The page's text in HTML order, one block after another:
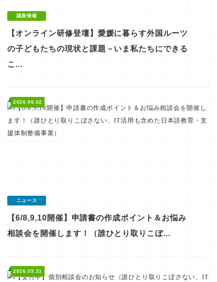
講座情報
【オンライン研修登壇】愛媛に暮らす外国ルーツ
の子どもたちの現状と課題－いま私たちにできる
こ...
2026.06.02
ニュース
【6/8,9,10開催】申請書の作成ポイント＆お悩み
相談会を開催します！（誰ひとり取りこぼ...
2026.05.21